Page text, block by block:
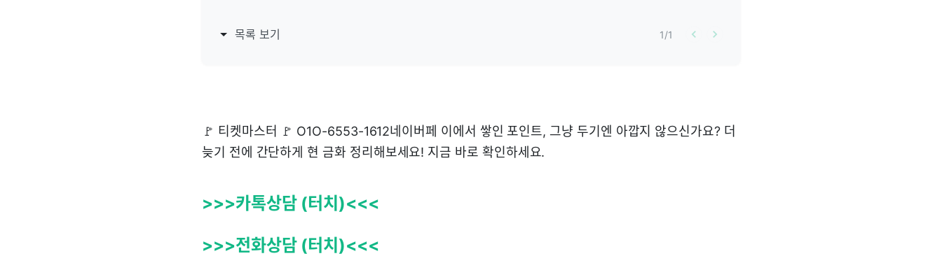
목록 보기 1/1
🚩 티켓마스터 🚩 O1O-6553-1612네이버페 이에서 쌓인 포인트, 그냥 두기엔 아깝지 않으신가요? 더
늦기 전에 간단하게 현 금화 정리해보세요! 지금 바로 확인하세요.
>>>카톡상담 (터치)<<<
>>>전화상담 (터치)<<<